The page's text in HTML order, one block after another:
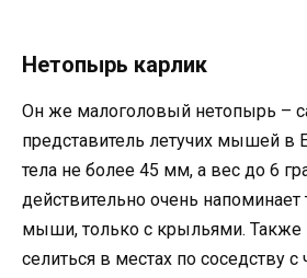
Нетопырь карлик
Он же малоголовый нетопырь –
представитель летучих мышей в
тела не более 45 мм, а вес до 6
действительно очень
мыши, только с крыльями. Также
селиться в местах по соседству